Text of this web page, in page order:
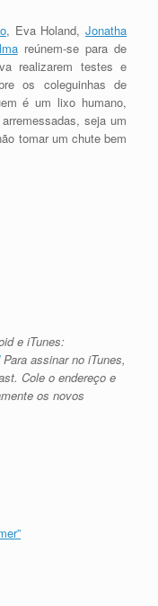
, Eva Holand, Jonatha
reúnem-se para de
realizarem testes e
os coleguinhas de
é um lixo humano,
seja um
tomar um chute bem
e iTunes:
Para assinar no iTunes,
Cole o endereço e
os novos